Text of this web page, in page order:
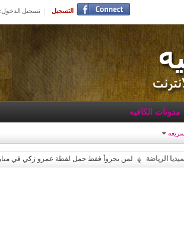
التسجيل تسجيل الدخول:
مدونات الكافيه
الرياضة لمن يجروأ فقط حمل لقطة عمرو زكي في